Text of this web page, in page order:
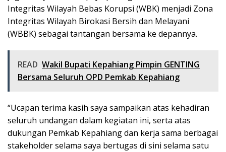
Integritas Wilayah Bebas Korupsi (WBK) menjadi Zona
Integritas Wilayah Birokasi Bersih dan Melayani
(WBBK) sebagai tantangan bersama ke depannya.
READ Wakil Bupati Kepahiang Pimpin GENTING
Bersama Seluruh OPD Pemkab Kepahiang
“Ucapan terima kasih saya sampaikan atas kehadiran
seluruh undangan dalam kegiatan ini, serta atas
dukungan Pemkab Kepahiang dan kerja sama berbagai
stakeholder selama saya bertugas di sini selama satu